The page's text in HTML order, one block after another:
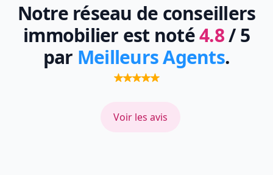
Notre réseau de conseillers
immobilier est noté4.8/ 5
par Meilleurs Agents.
Voir les avis